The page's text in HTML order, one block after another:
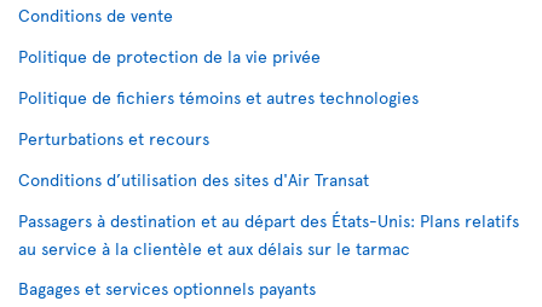
Conditions de vente
Politique de protection de la vie privée
Politique de fichiers témoins et autres technologies
Perturbations et recours
Conditions d’utilisation des sites d'Air Transat
Passagers à destination et au départ des États-Unis: Plans relatifs
au service à la clientèle et aux délais sur le tarmac
Bagages et services optionnels payants